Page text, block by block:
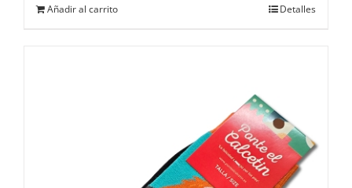
Añadir al carrito Detalles